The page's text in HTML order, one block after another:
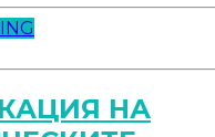
НА